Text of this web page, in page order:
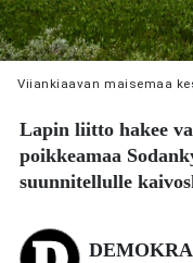
Viiankiaavan maisemaa
Lapin liitto hakee
poikkeamaa
suunnitellulle